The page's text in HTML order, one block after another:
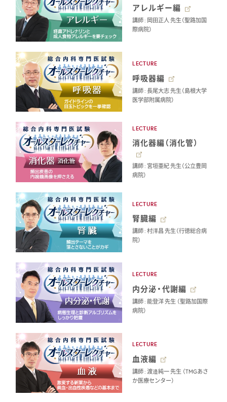
アレルギー編
講師 : 岡田正人 先生（聖路加国
際病院）
LECTURE
呼吸器編
講師 : 長尾大志 先生（島根大学
医学部附属病院）
LECTURE
消化器編（消化管）
講師 : 宮垣亜紀 先生（公立豊岡
病院）
LECTURE
腎臓編
講師 : 村澤昌 先生（行徳総合病
院）
LECTURE
内分泌・代謝編
講師 : 能登洋 先生 （聖路加国際
病院）
LECTURE
血液編
講師 : 渡邉純一 先生 （TMGあさ
か医療センター）